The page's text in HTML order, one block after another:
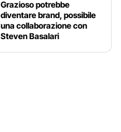
Grazioso potrebbe
diventare brand, possibile
una collaborazione con
Steven Basalari